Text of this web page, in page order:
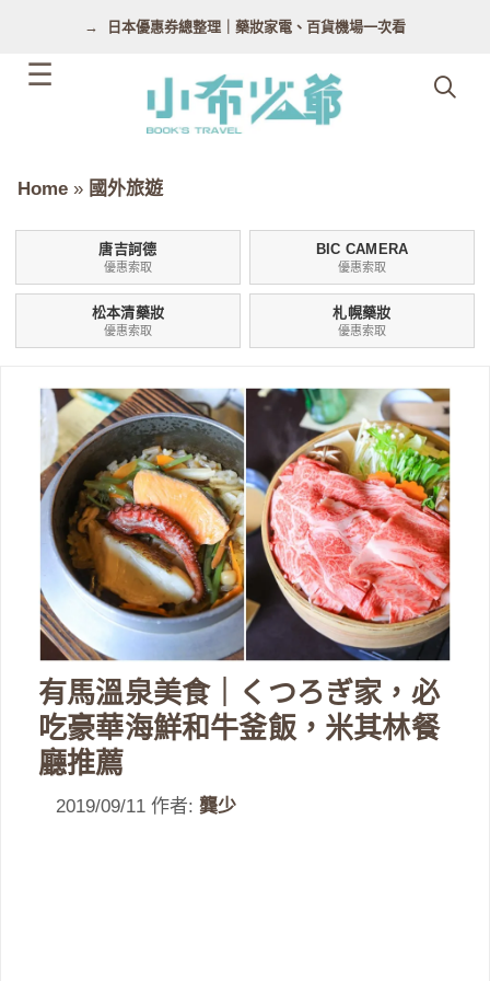
日本優惠券總整理｜藥妝家電、百貨機場一次看
Home » 國外旅遊
唐吉訶德
優惠索取
BIC CAMERA
優惠索取
松本清藥妝
優惠索取
札幌藥妝
優惠索取
有馬溫泉美食｜くつろぎ家，必
吃豪華海鮮和牛釜飯，米其林餐
廳推薦
2019/09/11 作者: 龔少